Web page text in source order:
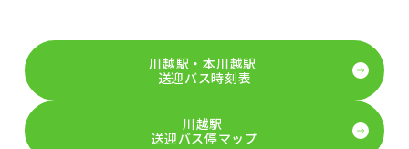
川越駅・本川越駅
送迎バス時刻表
川越駅
送迎バス停マップ